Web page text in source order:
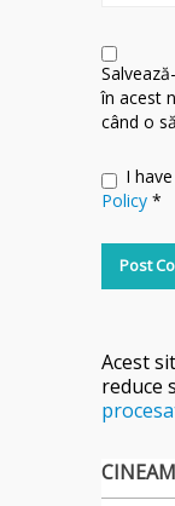
în acest
când o
I
Policy *
Acest
reduce